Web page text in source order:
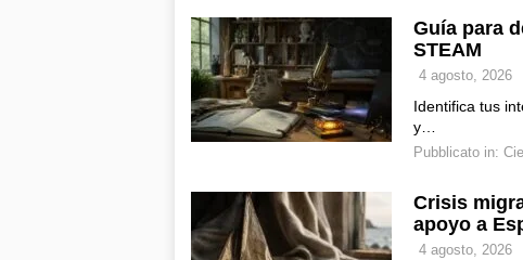
Guía para
STEAM
4 agosto, 2026
Identifica tus
y…
Pubblicato in:
Crisis
apoyo a
4 agosto, 2026